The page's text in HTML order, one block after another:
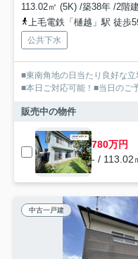
113.02㎡ (5K) /築38年 /2階建
上毛電鉄「樋越」駅 徒歩
公共下水
■東南角地の日当たり良好な立
■本日ご対応可能！■当日のご
販売中の物件
780万円
- / 113.02
中古一戸建